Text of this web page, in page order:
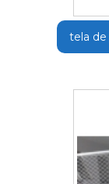
tela de